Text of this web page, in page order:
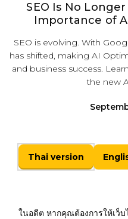
SEO Is No
Importance of
SEO is evolving. With
has shifted, making AI
and business success.
the new
Thai version
ในอดีต หากคุณต้องการให้เ